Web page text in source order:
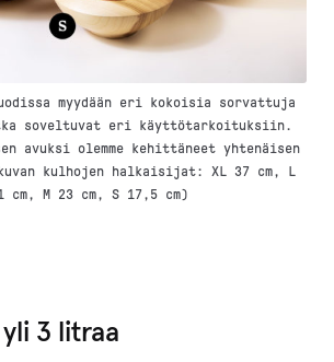
myydään eri kokoisia sorvattuja
soveltuvat eri käyttötarkoituksiin.
avuksi olemme kehittäneet yhtenäisen
kulhojen halkaisijat: XL 37 cm, L
cm, M 23 cm, S 17,5 cm)
3 litraa